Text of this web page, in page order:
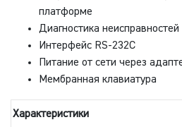
платформе
Диагностика неисправностей
Интерфейс RS-232С
Питание от сети через
Мембранная клавиатура
Характеристики